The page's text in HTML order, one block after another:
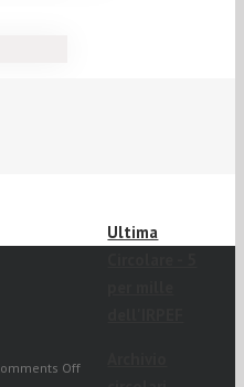
Off
Ultima